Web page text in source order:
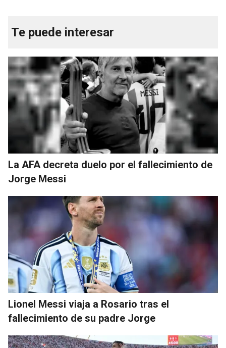
Te puede interesar
La AFA decreta duelo por el fallecimiento de
Jorge Messi
Lionel Messi viaja a Rosario tras el
fallecimiento de su padre Jorge